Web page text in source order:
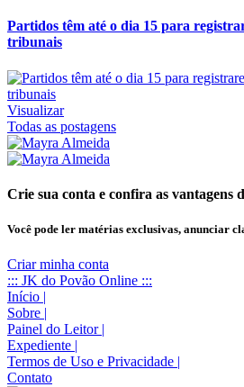
Partidos têm até o dia 15 para
tribunais
Visualizar
Todas as postagens
Crie sua conta e confira as vantagens
Você pode ler matérias exclusivas, anunciar
Criar minha conta
::: JK do Povão Online :::
Início |
Sobre |
Painel do Leitor |
Expediente |
Termos de Uso e Privacidade |
Contato